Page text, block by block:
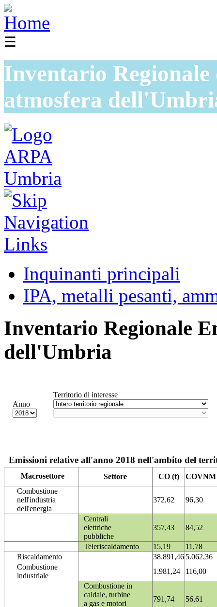
☰
Inventario
atmosfera
Inquinanti principali
IPA, metalli pesanti,
Inventario Regionale
dell'Umbria
Anno
Territorio di interesse
Emissioni relative all'anno 2018 nell'ambito del
Macrosettore Settore CO (t)
COVNM
Combustione
nell'industria
dell'energia
372,62 96,30
Centrali
elettriche
pubbliche
357,43 84,52
Teleriscaldamento 15,19
11,78
Riscaldamento
38.891,46 5.062,36
Combustione
industriale
1.981,24
116,00
Combustione in
caldaie, turbine
a gas e motori
791,74 56,61